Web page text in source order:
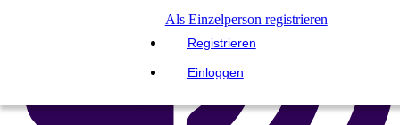
Als Einzelperson registrieren
Registrieren
Einloggen